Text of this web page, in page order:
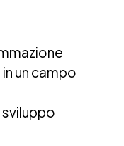
un campo
sviluppo